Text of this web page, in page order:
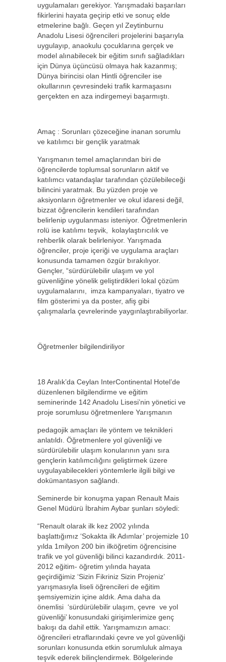
uygulamaları gerekiyor. Yarışmadaki başarıları
fikirlerini hayata geçirip etki ve sonuç elde
etmelerine bağlı. Geçen yıl Zeytinburnu
Anadolu Lisesi öğrencileri projelerini başarıyla
uygulayıp, anaokulu çocuklarına gerçek ve
model alınabilecek bir eğitim sınıfı sağladıkları
için Dünya üçüncüsü olmaya hak kazanmış;
Dünya birincisi olan Hintli öğrenciler ise
okullarının çevresindeki trafik karmaşasını
gerçekten en aza indirgemeyi başarmıştı.
Amaç : Sorunları çözeceğine inanan sorumlu
ve katılımcı bir gençlik yaratmak
Yarışmanın temel amaçlarından biri de
öğrencilerde toplumsal sorunların aktif ve
katılımcı vatandaşlar tarafından çözülebileceği
bilincini yaratmak. Bu yüzden proje ve
aksiyonların öğretmenler ve okul idaresi değil,
bizzat öğrencilerin kendileri tarafından
belirlenip uygulanması isteniyor. Öğretmenlerin
rolü ise katılımı teşvik, kolaylaştırıcılık ve
rehberlik olarak belirleniyor. Yarışmada
öğrenciler, proje içeriği ve uygulama araçları
konusunda tamamen özgür bırakılıyor.
Gençler, “sürdürülebilir ulaşım ve yol
güvenliğine yönelik geliştirdikleri lokal çözüm
uygulamalarını, imza kampanyaları, tiyatro ve
film gösterimi ya da poster, afiş gibi
çalışmalarla çevrelerinde yaygınlaştırabiliyorlar.
Öğretmenler bilgilendiriliyor
18 Aralık’da Ceylan InterContinental Hotel’de
düzenlenen bilgilendirme ve eğitim
seminerinde 142 Anadolu Lisesi’nin yönetici ve
proje sorumlusu öğretmenlere Yarışmanın
pedagojik amaçları ile yöntem ve teknikleri
anlatıldı. Öğretmenlere yol güvenliği ve
sürdürülebilir ulaşım konularının yanı sıra
gençlerin katılımcılığını geliştirmek üzere
uygulayabilecekleri yöntemlerle ilgili bilgi ve
dokümantasyon sağlandı.
Seminerde bir konuşma yapan Renault Mais
Genel Müdürü İbrahim Aybar şunları söyledi:
“Renault olarak ilk kez 2002 yılında
başlattığımız ‘Sokakta ilk Adımlar’ projemizle 10
yılda 1milyon 200 bin ilköğretim öğrencisine
trafik ve yol güvenliği bilinci kazandırdık. 2011-
2012 eğitim- öğretim yılında hayata
geçirdiğimiz ‘Sizin Fikriniz Sizin Projeniz’
yarışmasıyla liseli öğrencileri de eğitim
şemsiyemizin içine aldık. Ama daha da
önemlisi ‘sürdürülebilir ulaşım, çevre ve yol
güvenliği’ konusundaki girişimlerimize genç
bakışı da dahil ettik. Yarışmamızın amacı:
öğrencileri etraflarındaki çevre ve yol güvenliği
sorunları konusunda etkin sorumluluk almaya
teşvik ederek bilinçlendirmek. Bölgelerinde